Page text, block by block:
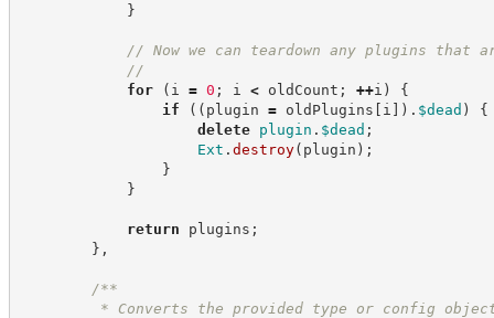
}
// Now we can teardown any plugins that
//
for
( i = 0 ; i < oldCount ; ++i )
{
if
( ( plugin = oldPlugins [ i ] ) . $dead )
{
delete
plugin . $dead ;
Ext . destroy( plugin ) ;
}
}
return plugins ;
} ,
/**
* Converts the provided type or config object